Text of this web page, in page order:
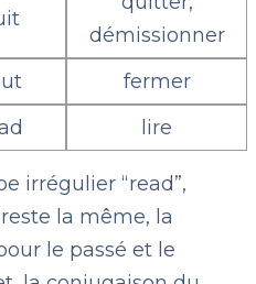
démissionner
fermer
lire
irrégulier “read”,
la même, la
le passé et le